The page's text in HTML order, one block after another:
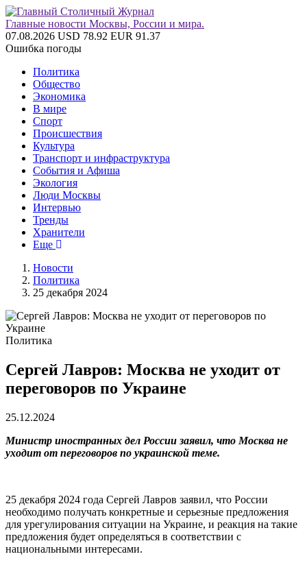
Главные новости Москвы, России и мира.
07.08.2026 USD 78.92 EUR 91.37
Ошибка погоды
Политика
Общество
Экономика
В мире
Спорт
Происшествия
Культура
Транспорт и инфраструктура
События и Афиша
Экология
Люди Москвы
Интервью
Тренды
Хранители
Еще
Новости
Политика
25 декабря 2024
Политика
Сергей Лавров: Москва не уходит от
переговоров по Украине
25.12.2024
Министр иностранных дел России заявил, что Москва не
уходит от переговоров по украинской теме.
25 декабря 2024 года Сергей Лавров заявил, что России
необходимо получать конкретные и серьезные предложения
для урегулирования ситуации на Украине, и реакция на такие
предложения будет определяться в соответствии с
национальными интересами.